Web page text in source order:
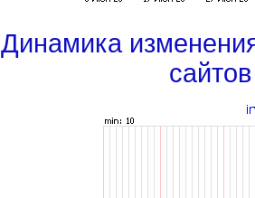
Динамика
сайтов